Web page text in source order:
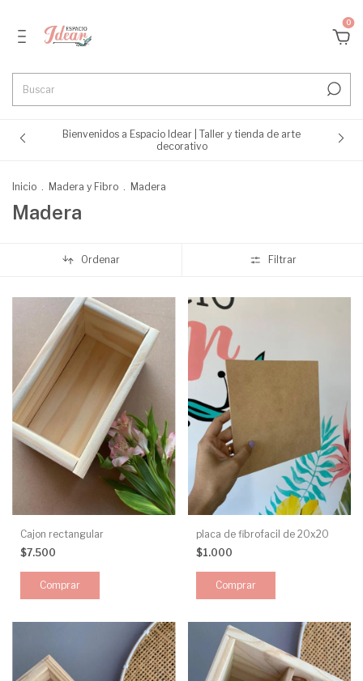
0
Bienvenidos a Espacio Idear | Taller y tienda de arte
decorativo
Inicio . Madera y Fibro . Madera
Madera
Ordenar Filtrar
Cajon rectangular
$7.500
placa de fibrofacil de 20x20
$1.000